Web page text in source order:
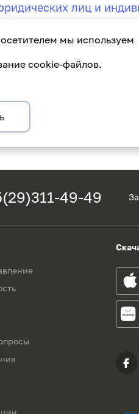
лиц и
счетов в ОАО
49-49
мы используем
cookie-файлов.